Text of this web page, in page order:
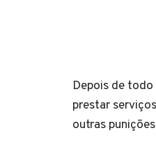
Depois de
prestar
outras